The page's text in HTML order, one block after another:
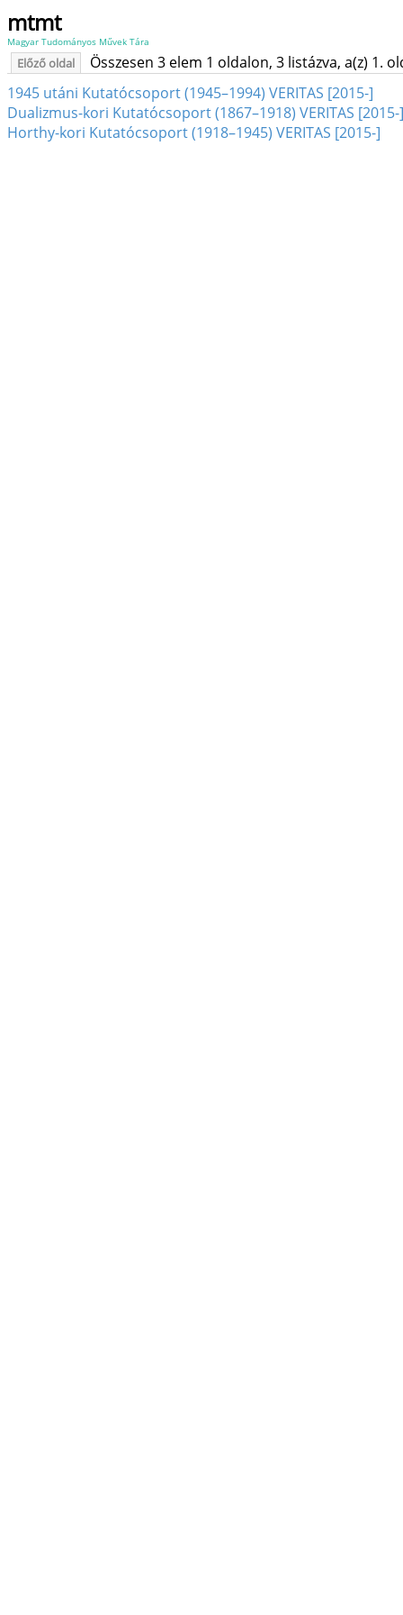
mtmt
Magyar Tudományos Művek Tára
Előző oldal
Összesen 3 elem 1 oldalon, 3 listázva, a(z) 1.
1945 utáni Kutatócsoport (1945–1994) VERITAS [2015-]
Dualizmus-kori Kutatócsoport (1867–1918) VERITAS [2015-]
Horthy-kori Kutatócsoport (1918–1945) VERITAS [2015-]